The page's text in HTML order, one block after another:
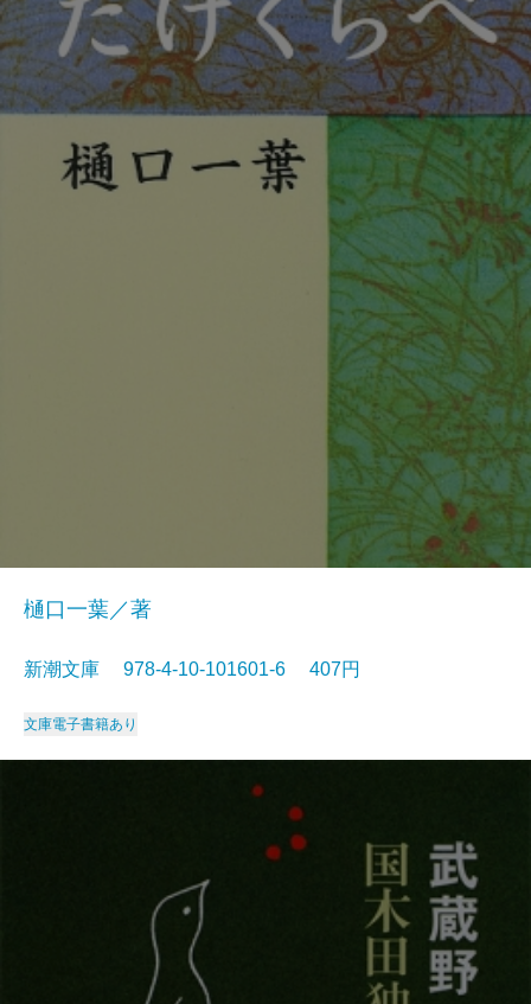
樋口一葉／著
新潮文庫 978-4-10-101601-6 407円
文庫電子書籍あり